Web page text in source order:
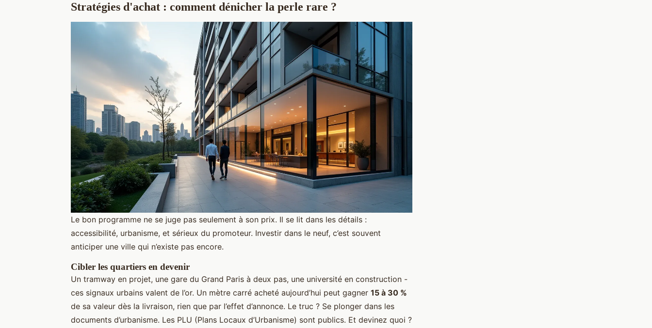
Stratégies d'achat : comment dénicher la perle rare ?
Le bon programme ne se juge pas seulement à son prix. Il se lit dans les détails :
accessibilité, urbanisme, et sérieux du promoteur. Investir dans le neuf, c’est souvent
anticiper une ville qui n’existe pas encore.
Cibler les quartiers en devenir
Un tramway en projet, une gare du Grand Paris à deux pas, une université en construction -
ces signaux urbains valent de l’or. Un mètre carré acheté aujourd’hui peut gagner 15 à 30 %
de sa valeur dès la livraison, rien que par l’effet d’annonce. Le truc ? Se plonger dans les
documents d’urbanisme. Les PLU (Plans Locaux d’Urbanisme) sont publics. Et devinez quoi ?